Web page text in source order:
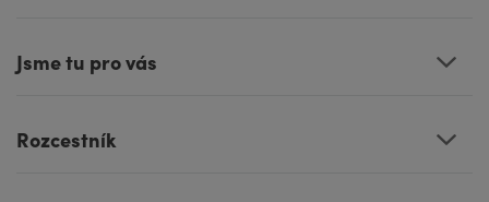
Jsme tu pro vás
Rozcestník